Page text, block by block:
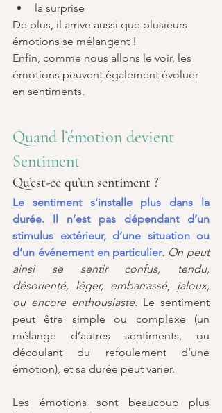
la surprise
De plus, il arrive aussi que plusieurs
émotions se mélangent !
Enfin, comme nous allons le voir, les
émotions peuvent également évoluer
en sentiments.
Quand l’émotion devient
Sentiment
Qu’est-ce qu’un sentiment ?
Le sentiment s’installe plus dans la
durée. Il n’est pas dépendant d’un
stimulus extérieur, d’une situation ou
d’un événement en particulier. On peut
ainsi se sentir confus, tendu,
désorienté, léger, embarrassé, jaloux,
ou encore enthousiaste. Le sentiment
peut être simple ou complexe (un
mélange d’autres sentiments, ou
découlant du refoulement d’une
émotion), et sa durée peut varier.
Les émotions sont beaucoup plus